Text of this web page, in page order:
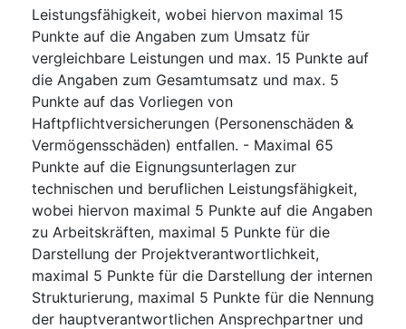
Leistungsfähigkeit, wobei hiervon maximal 15
Punkte auf die Angaben zum Umsatz für
vergleichbare Leistungen und max. 15 Punkte auf
die Angaben zum Gesamtumsatz und max. 5
Punkte auf das Vorliegen von
Haftpflichtversicherungen (Personenschäden &
Vermögensschäden) entfallen. - Maximal 65
Punkte auf die Eignungsunterlagen zur
technischen und beruflichen Leistungsfähigkeit,
wobei hiervon maximal 5 Punkte auf die Angaben
zu Arbeitskräften, maximal 5 Punkte für die
Darstellung der Projektverantwortlichkeit,
maximal 5 Punkte für die Darstellung der internen
Strukturierung, maximal 5 Punkte für die Nennung
der hauptverantwortlichen Ansprechpartner und